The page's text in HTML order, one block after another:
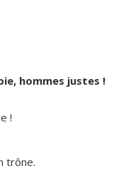
hommes justes !
!
trône.